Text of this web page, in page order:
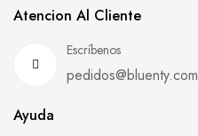
Atencion Al Cliente
Escríbenos
pedidos@bluenty.com
Ayuda